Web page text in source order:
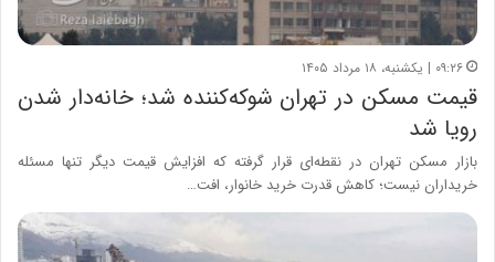
۰۹:۲۶ | یکشنبه، ۱۸ مرداد ۱۴۰۵
قیمت مسکن در تهران شوکه‌کننده شد؛ خانه‌دار شدن
رویا شد
بازار مسکن تهران در نقطه‌ای قرار گرفته که افزایش قیمت دیگر تنها مسئله
خریداران نیست؛ کاهش قدرت خرید خانوار، افت…